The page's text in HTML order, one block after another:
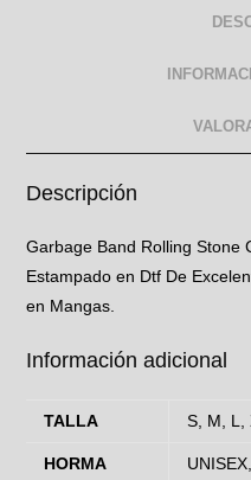
Descripción
Garbage Band Rolling Stone
Estampado en Dtf De
en Mangas.
Información adicional
TALLA S, M, L,
HORMA